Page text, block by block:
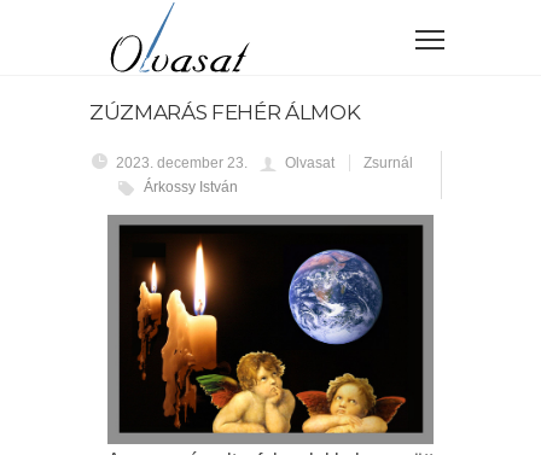
ZÚZMARÁS FEHÉR ÁLMOK
2023. december 23. Olvasat
Zsurnál
Árkossy István